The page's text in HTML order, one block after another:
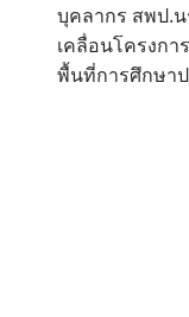
บุคลากร สพป.น
เคลื่อนโครงกา
พื้นที่การศึกษา